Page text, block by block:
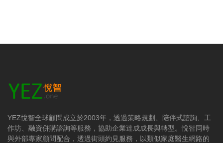
YEZ悅智全球顧問成立於2003年，透過策略規劃、陪伴式諮詢、工
作坊、融資併購諮詢等服務，協助企業達成成長與轉型。悅智同時
與外部專家顧問配合，透過街頭約見服務，以類似家庭醫生網路的